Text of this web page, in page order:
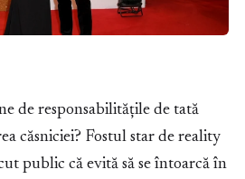
de responsabilitățile de tată
căsniciei? Fostul star de reality
public că evită să se întoarcă în